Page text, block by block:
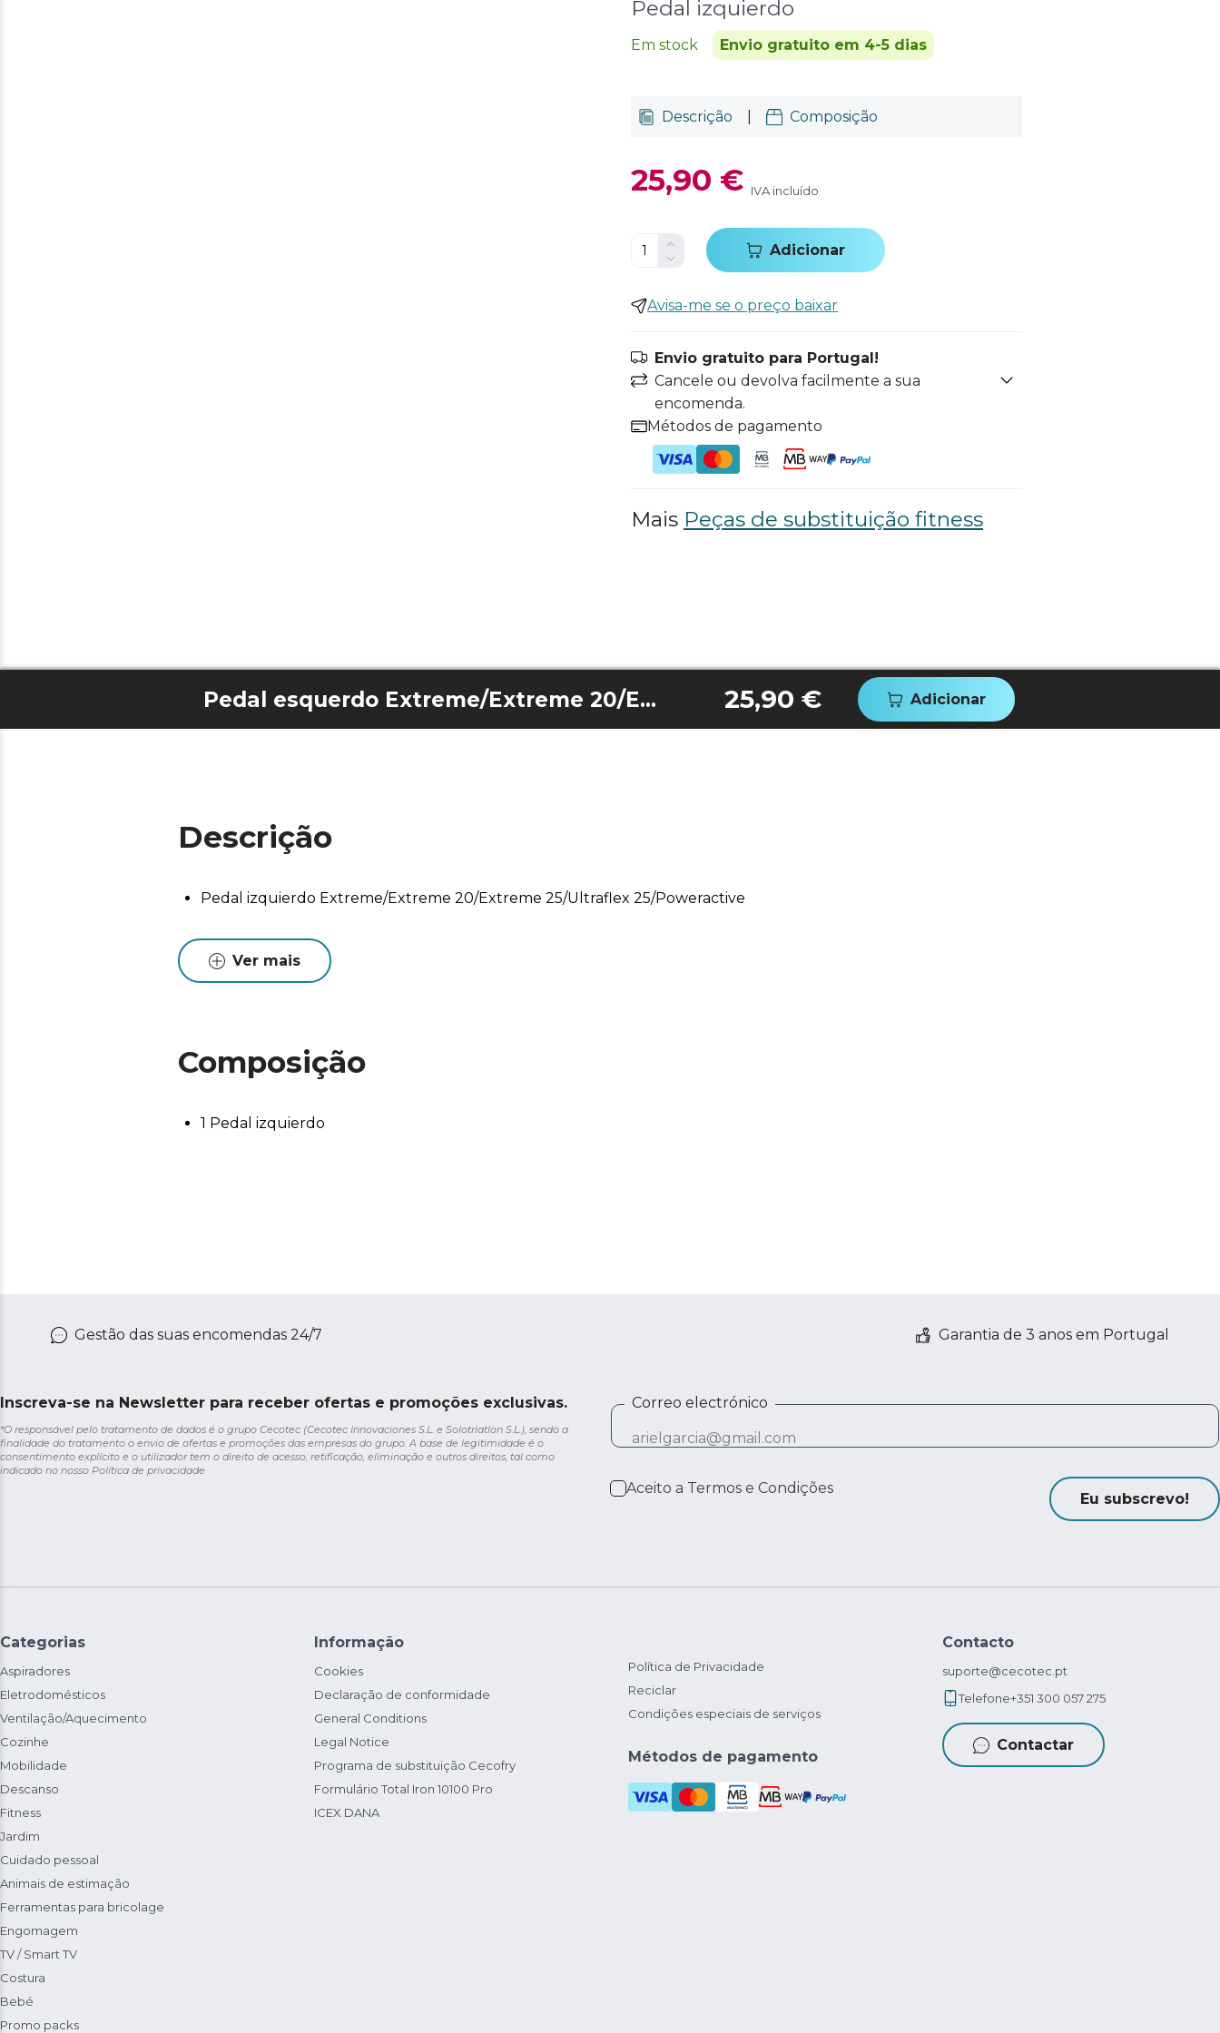
Pedal izquierdo
Em stock Envio gratuito em 4-5 dias
Descrição Composição
25,90 € IVA incluído
Adicionar
Avisa-me se o preço baixar
Envio gratuito para Portugal!
Cancele ou devolva facilmente a sua
encomenda.
Métodos de pagamento
Mais Peças de substituição fitness
Pedal esquerdo Extreme/Extreme 20/Extreme 25/Ultraflex 25/Poweractive 25,90 € Adicionar
Descrição
Pedal izquierdo Extreme/Extreme 20/Extreme 25/Ultraflex 25/Poweractive
Ver mais
Composição
1 Pedal izquierdo
Gestão das suas encomendas 24/7 Garantia de 3 anos em Portugal
Inscreva-se na Newsletter para receber ofertas e promoções exclusivas.
*O responsável pelo tratamento de dados é o grupo Cecotec (Cecotec Innovaciones S.L. e Solotriatlon S.L.), sendo a
finalidade do tratamento o envio de ofertas e promoções das empresas do grupo. A base de legitimidade é o
consentimento explícito e o utilizador tem o direito de acesso, retificação, eliminação e outros direitos, tal como
indicado no nosso Política de privacidade
Correo electrónico
Aceito a Termos e Condições
Eu subscrevo!
Categorias
Aspiradores
Eletrodomésticos
Ventilação/Aquecimento
Cozinhe
Mobilidade
Descanso
Fitness
Jardim
Cuidado pessoal
Animais de estimação
Ferramentas para bricolage
Engomagem
TV / Smart TV
Costura
Bebé
Promo packs
Informação
Cookies
Declaração de conformidade
General Conditions
Legal Notice
Programa de substituição Cecofry
Formulário Total Iron 10100 Pro
ICEX DANA
Política de Privacidade
Reciclar
Condições especiais de serviços
Métodos de pagamento
Contacto
suporte@cecotec.pt
Telefone+351 300 057 275
Contactar